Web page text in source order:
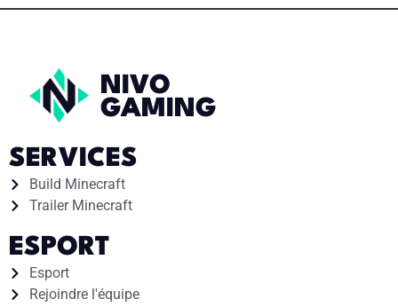
NIVO
GAMING
SERVICES
Build Minecraft
Trailer Minecraft
ESPORT
Esport
Rejoindre l'équipe